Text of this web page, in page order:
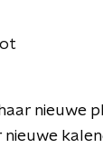
nieuwe